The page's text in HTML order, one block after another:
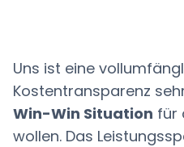
Uns ist eine
Kostentransparenz
Win-Win Situation für
wollen. Das